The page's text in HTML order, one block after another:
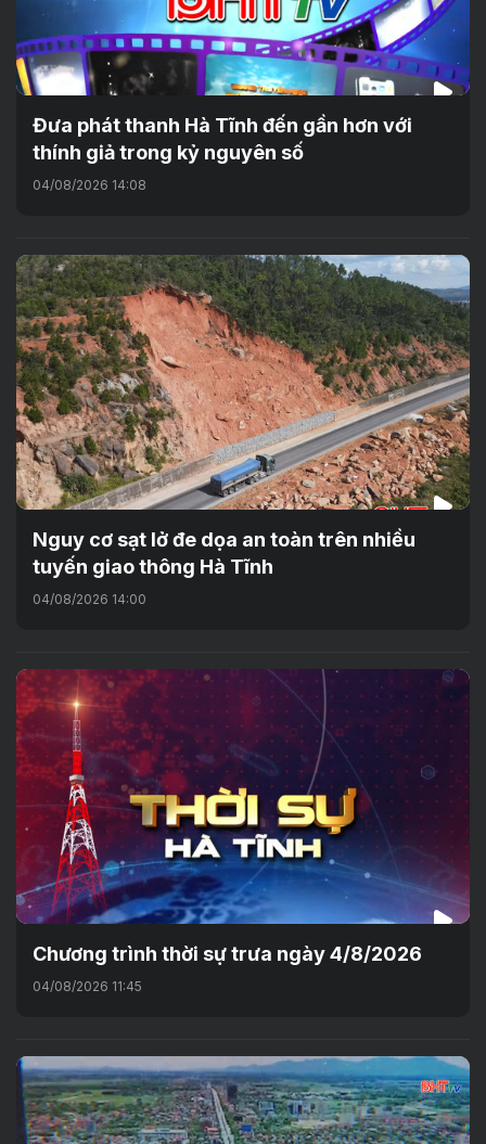
Đưa phát thanh Hà Tĩnh đến gần hơn với
thính giả trong kỷ nguyên số
04/08/2026 14:08
Nguy cơ sạt lở đe dọa an toàn trên nhiều
tuyến giao thông Hà Tĩnh
04/08/2026 14:00
Chương trình thời sự trưa ngày 4/8/2026
04/08/2026 11:45